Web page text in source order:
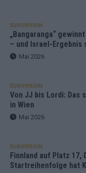
EUROVISION
„Bangaranga“
– und Israel-
Mai 2026
EUROVISION
Von JJ bis Lordi: Das
in Wien
Mai 2026
EUROVISION
Finnland auf Platz 17,
Startreihenfolge hat